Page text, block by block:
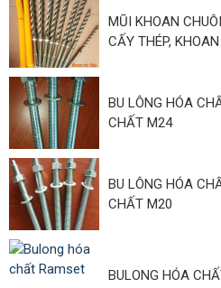
MŨI KHOAN
CẤY THÉP,
BU LÔNG HÓA
CHẤT M24
BU LÔNG HÓA
CHẤT M20
BULONG HÓA